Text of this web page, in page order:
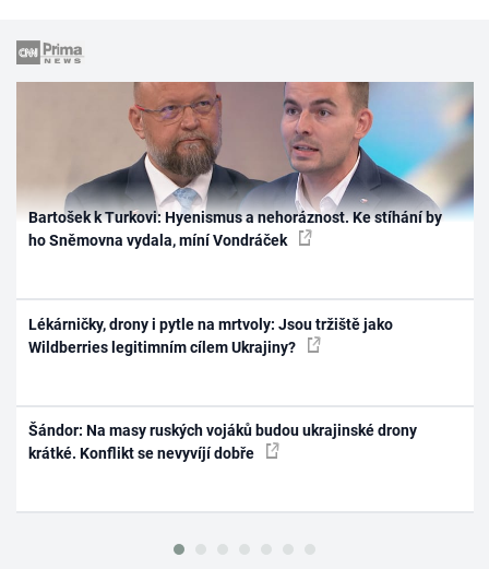
Bartošek k Turkovi: Hyenismus a nehoráznost. Ke stíhání by
ho Sněmovna vydala, míní Vondráček
Lékárničky, drony i pytle na mrtvoly: Jsou tržiště jako
Wildberries legitimním cílem Ukrajiny?
Šándor: Na masy ruských vojáků budou ukrajinské drony
krátké. Konflikt se nevyvíjí dobře